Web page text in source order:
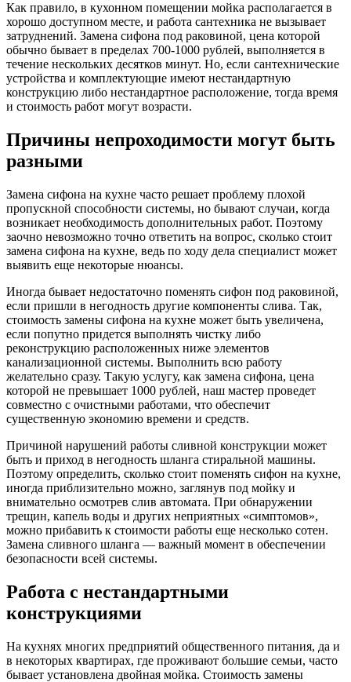
Как правило, в кухонном помещении мойка располагается в
хорошо доступном месте, и работа сантехника не вызывает
затруднений. Замена сифона под раковиной, цена которой
обычно бывает в пределах 700-1000 рублей, выполняется в
течение нескольких десятков минут. Но, если сантехнические
устройства и комплектующие имеют нестандартную
конструкцию либо нестандартное расположение, тогда время
и стоимость работ могут возрасти.
Причины непроходимости могут быть
разными
Замена сифона на кухне часто решает проблему плохой
пропускной способности системы, но бывают случаи, когда
возникает необходимость дополнительных работ. Поэтому
заочно невозможно точно ответить на вопрос, сколько стоит
замена сифона на кухне, ведь по ходу дела специалист может
выявить еще некоторые нюансы.
Иногда бывает недостаточно поменять сифон под раковиной,
если пришли в негодность другие компоненты слива. Так,
стоимость замены сифона на кухне может быть увеличена,
если попутно придется выполнять чистку либо
реконструкцию расположенных ниже элементов
канализационной системы. Выполнить всю работу
желательно сразу. Такую услугу, как замена сифона, цена
которой не превышает 1000 рублей, наш мастер проведет
совместно с очистными работами, что обеспечит
существенную экономию времени и средств.
Причиной нарушений работы сливной конструкции может
быть и приход в негодность шланга стиральной машины.
Поэтому определить, сколько стоит поменять сифон на кухне,
иногда приблизительно можно, заглянув под мойку и
внимательно осмотрев слив автомата. При обнаружении
трещин, капель воды и других неприятных «симптомов»,
можно прибавить к стоимости работы еще несколько сотен.
Замена сливного шланга — важный момент в обеспечении
безопасности всей системы.
Работа с нестандартными
конструкциями
На кухнях многих предприятий общественного питания, да и
в некоторых квартирах, где проживают большие семьи, часто
бывает установлена двойная мойка. Стоимость замены